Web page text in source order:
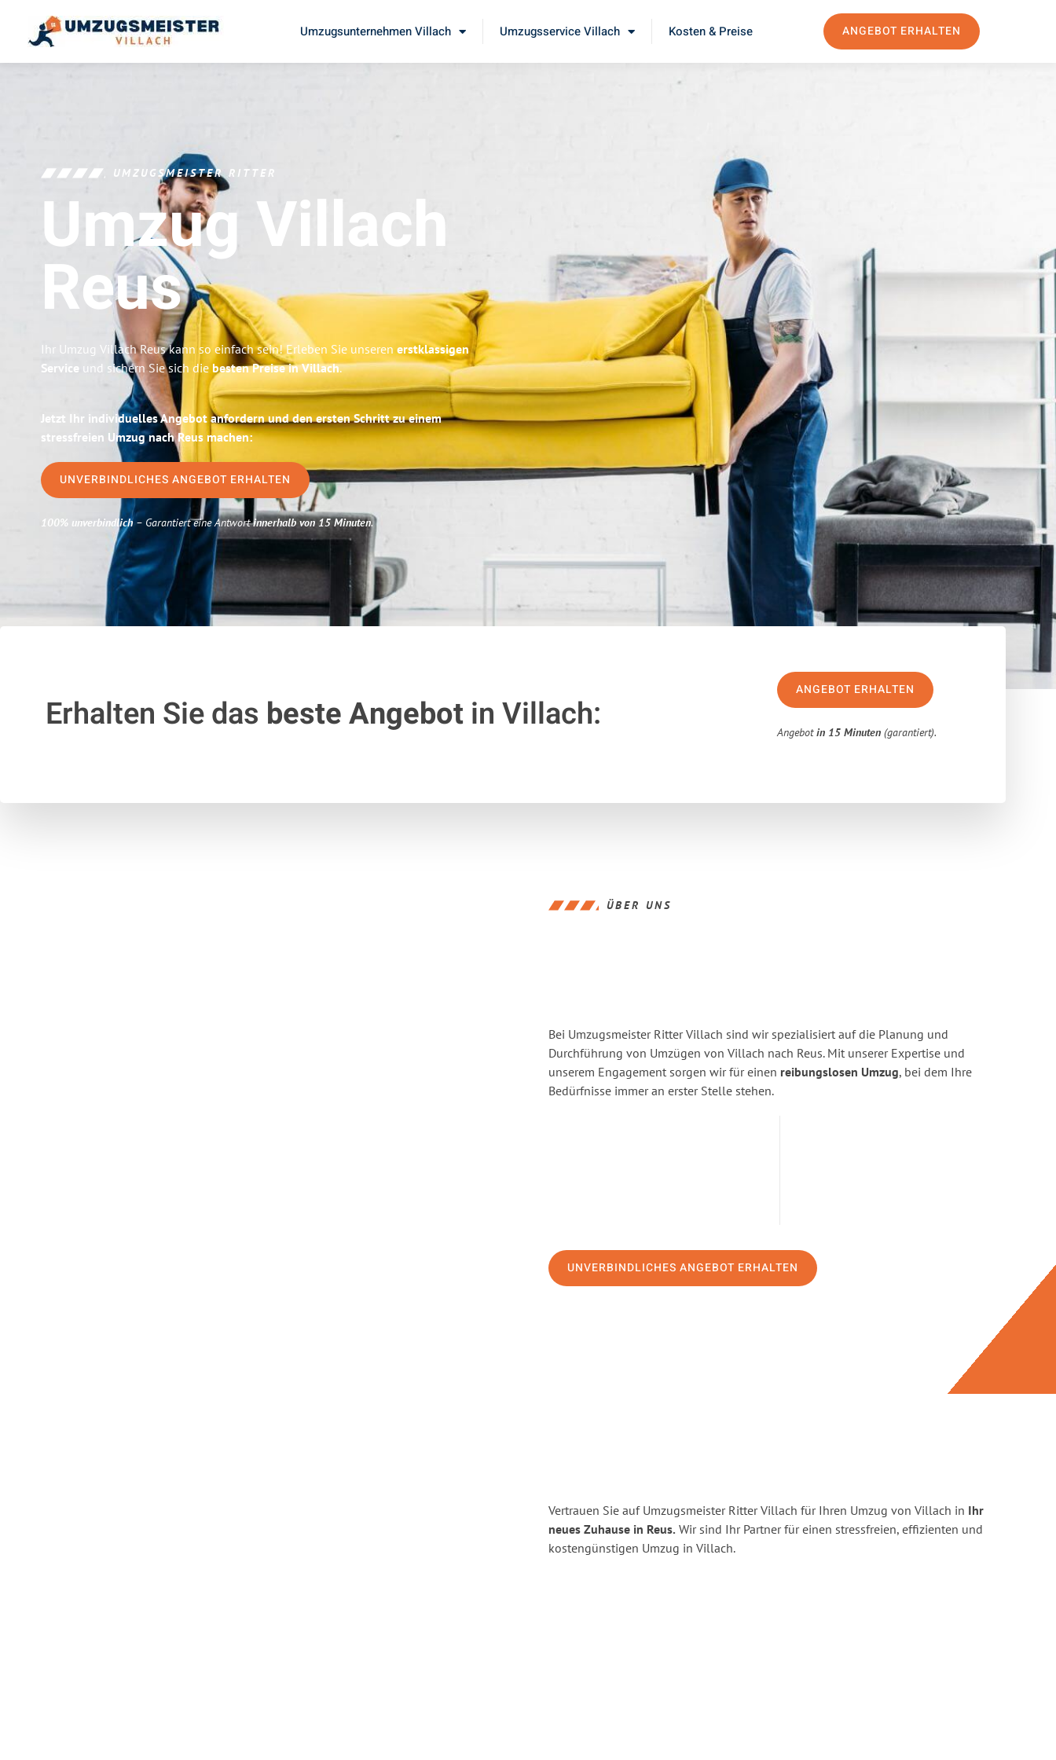
Umzugsunternehmen Villach Umzugsservice Villach Kosten & Preise ANGEBOT ERHALTEN
UMZUGSMEISTER RITTER
Umzug Villach
Reus
Ihr Umzug Villach Reus kann so einfach sein! Erleben Sie unseren erstklassigen
Service und sichern Sie sich die besten Preise in Villach.
Jetzt Ihr individuelles Angebot anfordern und den ersten Schritt zu einem
stressfreien Umzug nach Reus machen:
UNVERBINDLICHES ANGEBOT ERHALTEN
100% unverbindlich– Garantiert eine Antwortinnerhalb von 15 Minuten.
Erhalten Sie das beste Angebotin Villach:
ANGEBOT ERHALTEN
Angebotin 15 Minuten (garantiert).
ÜBER UNS
Bei Umzugsmeister Ritter Villach sind wir spezialisiert auf die Planung und
Durchführung von Umzügen von Villach nach Reus. Mit unserer Expertise und
unserem Engagement sorgen wir für einen reibungslosen Umzug, bei dem Ihre
Bedürfnisse immer an erster Stelle stehen.
UNVERBINDLICHES ANGEBOT ERHALTEN
Vertrauen Sie auf Umzugsmeister Ritter Villach für Ihren Umzug von Villach in Ihr
neues Zuhause in Reus. Wir sind Ihr Partner für einen stressfreien, effizienten und
kostengünstigen Umzug in Villach.